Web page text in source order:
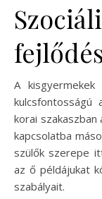
A
kulcsfontosságú
korai
kapcsolatba
szülők szerepe
az ő példájukat
szabályait.